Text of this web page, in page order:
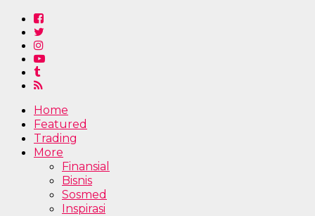
Home
Featured
Trading
More
Finansial
Bisnis
Sosmed
Inspirasi